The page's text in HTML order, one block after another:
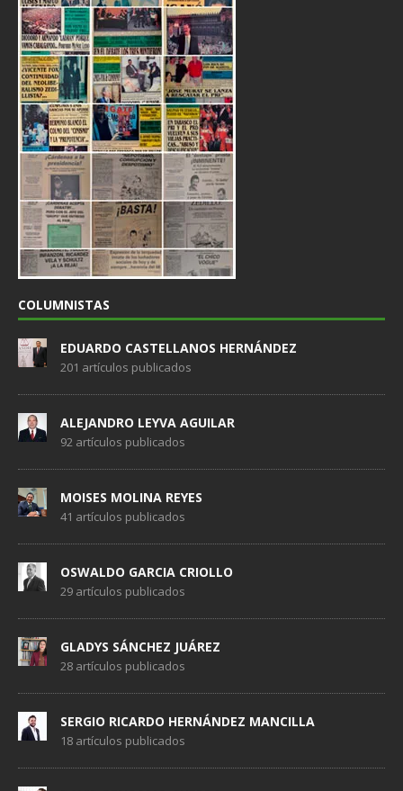
COLUMNISTAS
EDUARDO CASTELLANOS HERNÁNDEZ
201 artículos publicados
ALEJANDRO LEYVA AGUILAR
92 artículos publicados
MOISES MOLINA REYES
41 artículos publicados
OSWALDO GARCIA CRIOLLO
29 artículos publicados
GLADYS SÁNCHEZ JUÁREZ
28 artículos publicados
SERGIO RICARDO HERNÁNDEZ MANCILLA
18 artículos publicados